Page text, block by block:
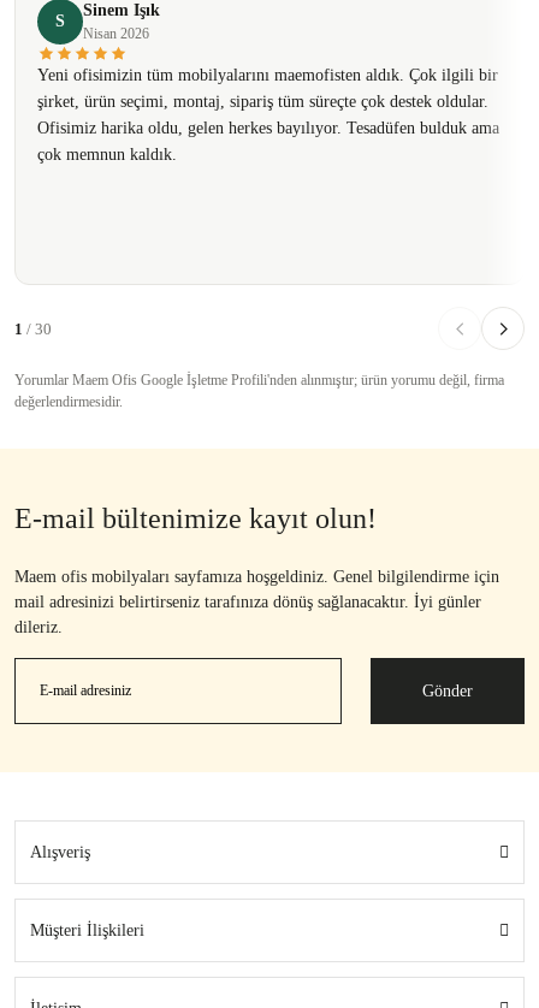
S
Sinem Işık
Nisan 2026
Yeni ofisimizin tüm mobilyalarını maemofisten aldık. Çok ilgili bir
şirket, ürün seçimi, montaj, sipariş tüm süreçte çok destek oldular.
Ofisimiz harika oldu, gelen herkes bayılıyor. Tesadüfen bulduk ama
çok memnun kaldık.
1 / 30
Yorumlar Maem Ofis Google İşletme Profili'nden alınmıştır; ürün yorumu değil, firma
değerlendirmesidir.
E-mail bültenimize kayıt olun!
Maem ofis mobilyaları sayfamıza hoşgeldiniz. Genel bilgilendirme için
mail adresinizi belirtirseniz tarafınıza dönüş sağlanacaktır. İyi günler
dileriz.
Gönder
Alışveriş
Müşteri İlişkileri